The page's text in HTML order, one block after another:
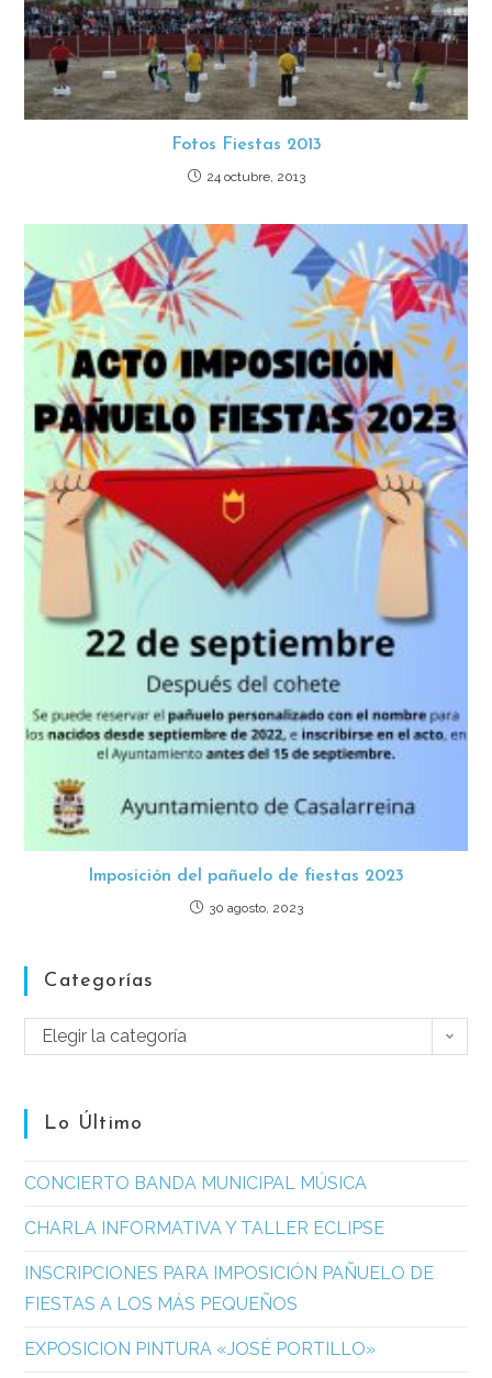
Fotos Fiestas 2013
24 octubre, 2013
Imposición del pañuelo de fiestas 2023
30 agosto, 2023
Categorías
Elegir la categoría
Lo Último
CONCIERTO BANDA MUNICIPAL MÚSICA
CHARLA INFORMATIVA Y TALLER ECLIPSE
INSCRIPCIONES PARA IMPOSICIÓN PAÑUELO DE
FIESTAS A LOS MÁS PEQUEÑOS
EXPOSICION PINTURA «JOSÉ PORTILLO»